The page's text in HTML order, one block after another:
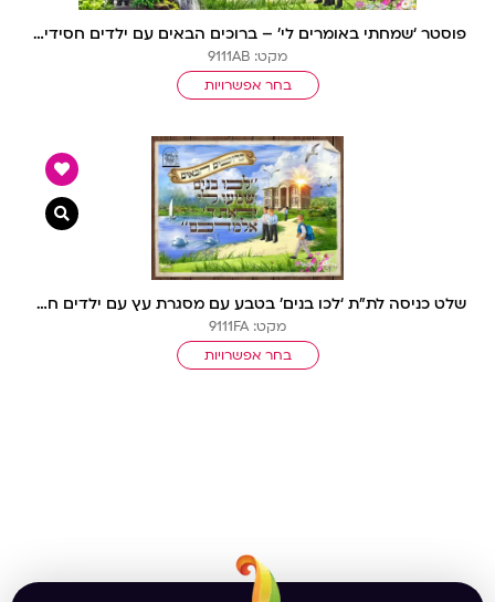
פוסטר ‘שמחתי באומרים לי’ – ברוכים הבאים עם ילדים חסידי ומבנה ביה”ס
מקט: 9111AB
בחר אפשרויות
שלט כניסה לת”ת ‘לכו בנים’ בטבע עם מסגרת עץ עם ילדים חסידי
מקט: 9111FA
בחר אפשרויות
צפייה